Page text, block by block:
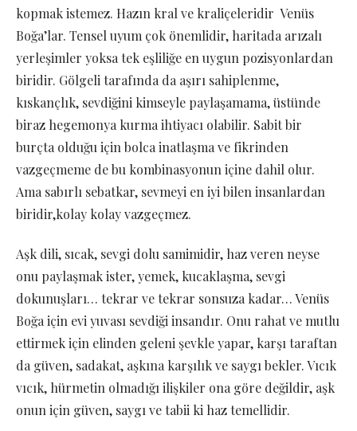
kopmak istemez. Hazın kral ve kraliçeleridir Venüs
Boğa’lar. Tensel uyum çok önemlidir, haritada arızalı
yerleşimler yoksa tek eşliliğe en uygun pozisyonlardan
biridir. Gölgeli tarafında da aşırı sahiplenme,
kıskançlık, sevdiğini kimseyle paylaşamama, üstünde
biraz hegemonya kurma ihtiyacı olabilir. Sabit bir
burçta olduğu için bolca inatlaşma ve fikrinden
vazgeçmeme de bu kombinasyonun içine dahil olur.
Ama sabırlı sebatkar, sevmeyi en iyi bilen insanlardan
biridir,kolay kolay vazgeçmez.
Aşk dili, sıcak, sevgi dolu samimidir, haz veren neyse
onu paylaşmak ister, yemek, kucaklaşma, sevgi
dokunuşları… tekrar ve tekrar sonsuza kadar… Venüs
Boğa için evi yuvası sevdiği insandır. Onu rahat ve mutlu
ettirmek için elinden geleni şevkle yapar, karşı taraftan
da güven, sadakat, aşkına karşılık ve saygı bekler. Vıcık
vıcık, hürmetin olmadığı ilişkiler ona göre değildir, aşk
onun için güven, saygı ve tabii ki haz temellidir.